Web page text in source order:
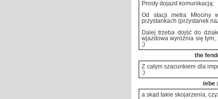
Prosty dojazd komunikacją:
Od stacji metra Młociny
przystankach (przystanek
Dalej trzeba dojść do
wjazdowa wyróżnia się
;)
the
Z całym szacunkiem dla
:)
tebe
a skąd takie skojarzenia,